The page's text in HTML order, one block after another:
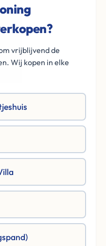
vrijblijvend de
Wij kopen in elke